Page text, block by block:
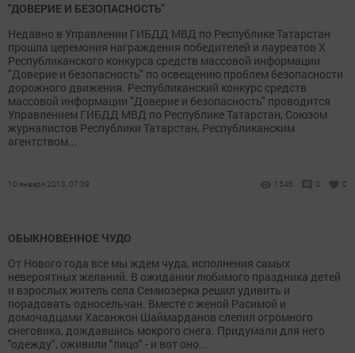
"ДОВЕРИЕ И БЕЗОПАСНОСТЬ"
Недавно в Управлении ГИБДД МВД по Республике Татарстан
прошла церемония награждения победителей и лауреатов Х
Республиканского конкурса средств массовой информации
"Доверие и безопасность" по освещению проблем безопасности
дорожного движения. Республиканский конкурс средств
массовой информации "Доверие и безопасность" проводится
Управлением ГИБДД МВД по Республике Татарстан, Союзом
журналистов Республики Татарстан, Республиканским
агентством...
10 января 2013, 07:39 1546 0 0
ОБЫКНОВЕННОЕ ЧУДО
От Нового года все мы ждем чуда, исполнения самых
невероятных желаний. В ожидании любимого праздника детей
и взрослых житель села Семиозерка решил удивить и
порадовать односельчан. Вместе с женой Расимой и
домочадцами Хасанжон Шаймарданов слепил огромного
снеговика, дождавшись мокрого снега. Придумали для него
"одежду", оживили "лицо" - и вот оно...